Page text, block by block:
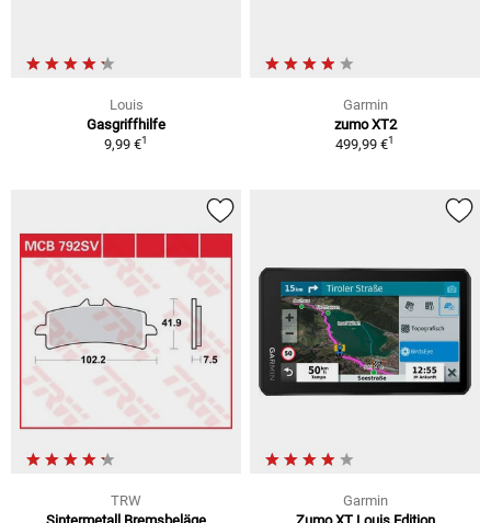
Louis
Gasgriffhilfe
9,99 €1
Garmin
zumo XT2
499,99 €1
TRW
Garmin